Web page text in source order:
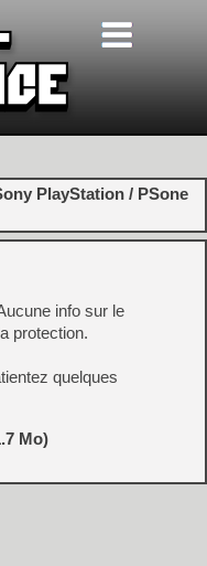
PlayStation / PSone
info sur le
protection.
quelques
Mo)